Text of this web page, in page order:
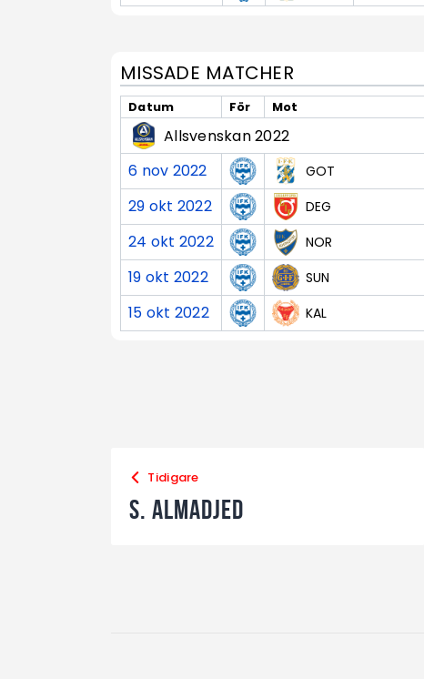
MISSADE MATCHER
Datum För Mot
Allsvenskan 2022
6 nov 2022
GOT
29 okt 2022 DEG
24 okt 2022 NOR
19 okt 2022 SUN
15 okt 2022 KAL
Tidigare
S. Almadjed